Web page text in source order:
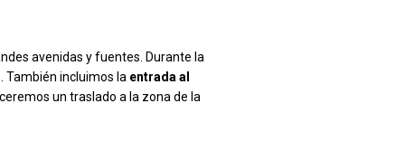
avenidas y fuentes. Durante la
También incluimos la entrada al
un traslado a la zona de la